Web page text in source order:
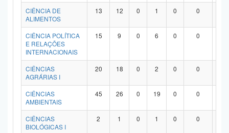
CIÊNCIA DE
ALIMENTOS
13 12 0 1 0 0
CIÊNCIA POLÍTICA
E RELAÇÕES
INTERNACIONAIS
15 9 0 6 0 0
CIÊNCIAS
AGRÁRIAS I
20 18 0 2 0 0
CIÊNCIAS
AMBIENTAIS
45 26 0 19 0 0
CIÊNCIAS
BIOLÓGICAS I
2 1 0 1 0 0